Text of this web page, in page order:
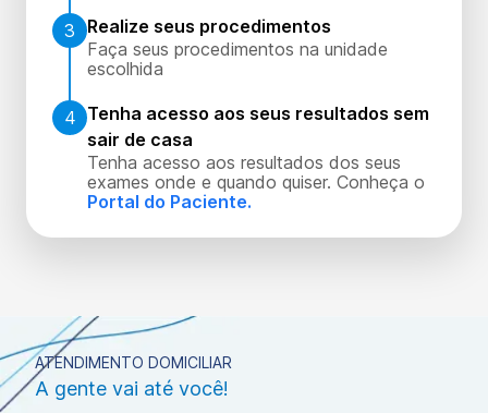
3
Realize seus procedimentos
Faça seus procedimentos na unidade
escolhida
4 Tenha acesso aos seus resultados sem
sair de casa
Tenha acesso aos resultados dos seus
exames onde e quando quiser. Conheça o
Portal do Paciente.
ATENDIMENTO DOMICILIAR
A gente vai até você!